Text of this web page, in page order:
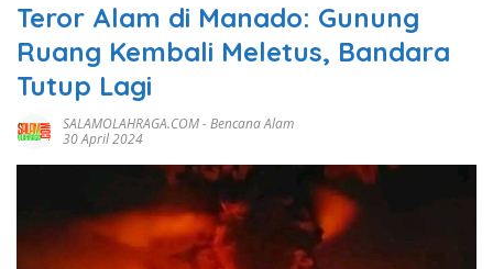
Teror Alam di Manado: Gunung
Ruang Kembali Meletus, Bandara
Tutup Lagi
SALAMOLAHRAGA.COM-Bencana Alam
30 April 2024